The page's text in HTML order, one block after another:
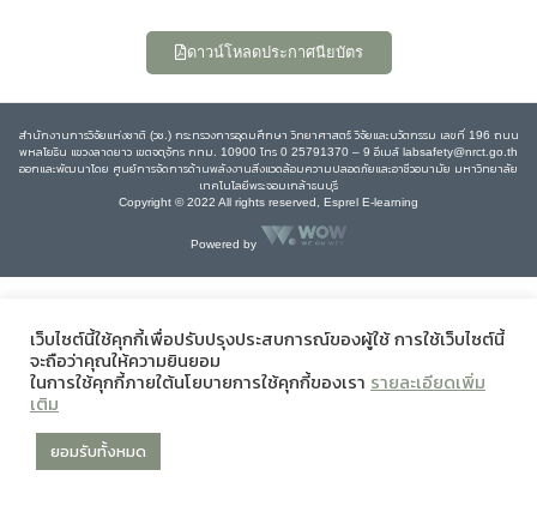
ดาวน์โหลดประกาศนียบัตร
สำนักงานการวิจัยแห่งชาติ (วช.) กระทรวงการอุดมศึกษา วิทยาศาสตร์ วิจัยและนวัตกรรม เลขที่ 196 ถนน
พหลโยธิน แขวงลาดยาว เขตจตุจักร กทม. 10900 โทร 0 25791370 – 9 อีเมล์ labsafety@nrct.go.th
ออกและพัฒนาโดย ศูนย์การจัดการด้านพลังงานสิ่งแวดล้อมความปลอดภัยและอาชีวอนามัย มหาวิทยาลัย
เทคโนโลยีพระจอมเกล้าธนบุรี
Copyright © 2022 All rights reserved, Esprel E-learning
Powered by
เว็บไซต์นี้ใช้คุกกี้เพื่อปรับปรุงประสบการณ์ของผู้ใช้ การใช้เว็บไซต์นี้
จะถือว่าคุณให้ความยินยอม
ในการใช้คุกกี้ภายใต้นโยบายการใช้คุกกี้ของเรา รายละเอียดเพิ่ม
เติม
ยอมรับทั้งหมด